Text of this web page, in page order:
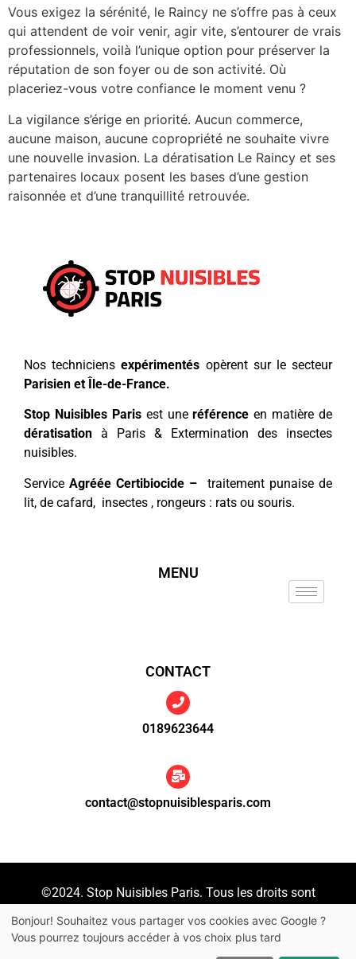
Vous exigez la sérénité, le Raincy ne s’offre pas à ceux
qui attendent de voir venir, agir vite, s’entourer de vrais
professionnels, voilà l’unique option pour préserver la
réputation de son foyer ou de son activité. Où
placeriez-vous votre confiance le moment venu ?
La vigilance s’érige en priorité. Aucun commerce,
aucune maison, aucune copropriété ne souhaite vivre
une nouvelle invasion. La dératisation Le Raincy et ses
partenaires locaux posent les bases d’une gestion
raisonnée et d’une tranquillité retrouvée.
Nos techniciensexpérimentés opèrent sur le secteur
Parisien et Île-de-France.
Stop Nuisibles Parisest uneréférence en matière de
dératisation à Paris & Extermination des insectes
nuisibles.
Service Agréée Certibiocide –
traitement punaise de
lit, de cafard, insectes , rongeurs : rats ou souris.
MENU
CONTACT
0189623644
contact@stopnuisiblesparis.com
©2024. Stop Nuisibles Paris. Tous les droits sont
AccueilMentions légalesPlan du Site
Bonjour! Souhaitez vous partager vos cookies avec Google ?
Vous pourrez toujours accéder à vos choix plus tard